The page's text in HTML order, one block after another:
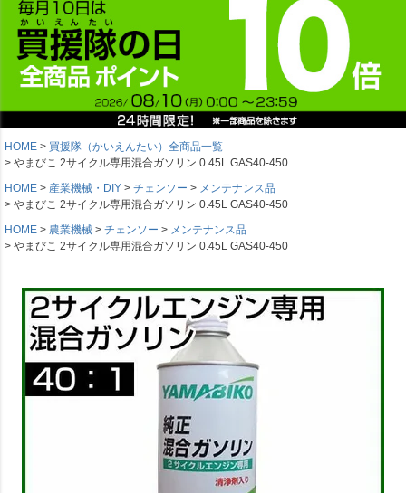
HOME
買援隊（かいえんたい）全商品一覧
やまびこ 2サイクル専用混合ガソリン 0.45L GAS40-450
HOME
産業機械・DIY チェンソー
メンテナンス品
やまびこ 2サイクル専用混合ガソリン 0.45L GAS40-450
HOME
農業機械 チェンソー
メンテナンス品
やまびこ 2サイクル専用混合ガソリン 0.45L GAS40-450